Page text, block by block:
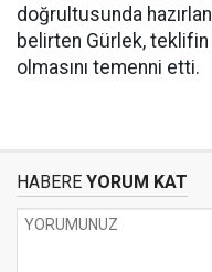
doğrultusunda
belirten Gürlek, teklifin
olmasını temenni etti.
HABERE YORUM KAT